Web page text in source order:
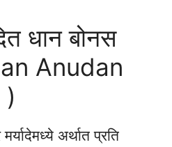
धान बोनस
Anudan
अर्थात प्रति